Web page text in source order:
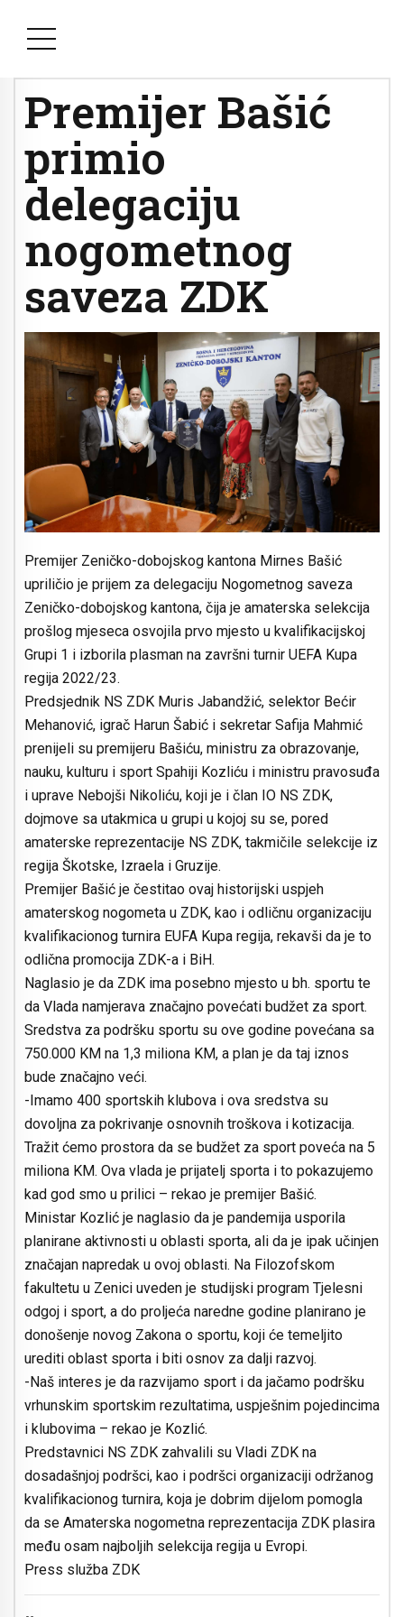
Premijer Bašić
primio
delegaciju
nogometnog
saveza ZDK
Premijer Zeničko-dobojskog kantona Mirnes Bašić
upriličio je prijem za delegaciju Nogometnog saveza
Zeničko-dobojskog kantona, čija je amaterska selekcija
prošlog mjeseca osvojila prvo mjesto u kvalifikacijskoj
Grupi 1 i izborila plasman na završni turnir UEFA Kupa
regija 2022/23.
Predsjednik NS ZDK Muris Jabandžić, selektor Bećir
Mehanović, igrač Harun Šabić i sekretar Safija Mahmić
prenijeli su premijeru Bašiću, ministru za obrazovanje,
nauku, kulturu i sport Spahiji Kozliću i ministru pravosuđa
i uprave Nebojši Nikoliću, koji je i član IO NS ZDK,
dojmove sa utakmica u grupi u kojoj su se, pored
amaterske reprezentacije NS ZDK, takmičile selekcije iz
regija Škotske, Izraela i Gruzije.
Premijer Bašić je čestitao ovaj historijski uspjeh
amaterskog nogometa u ZDK, kao i odličnu organizaciju
kvalifikacionog turnira EUFA Kupa regija, rekavši da je to
odlična promocija ZDK-a i BiH.
Naglasio je da ZDK ima posebno mjesto u bh. sportu te
da Vlada namjerava značajno povećati budžet za sport.
Sredstva za podršku sportu su ove godine povećana sa
750.000 KM na 1,3 miliona KM, a plan je da taj iznos
bude značajno veći.
-Imamo 400 sportskih klubova i ova sredstva su
dovoljna za pokrivanje osnovnih troškova i kotizacija.
Tražit ćemo prostora da se budžet za sport poveća na 5
miliona KM. Ova vlada je prijatelj sporta i to pokazujemo
kad god smo u prilici – rekao je premijer Bašić.
Ministar Kozlić je naglasio da je pandemija usporila
planirane aktivnosti u oblasti sporta, ali da je ipak učinjen
značajan napredak u ovoj oblasti. Na Filozofskom
fakultetu u Zenici uveden je studijski program Tjelesni
odgoj i sport, a do proljeća naredne godine planirano je
donošenje novog Zakona o sportu, koji će temeljito
urediti oblast sporta i biti osnov za dalji razvoj.
-Naš interes je da razvijamo sport i da jačamo podršku
vrhunskim sportskim rezultatima, uspješnim pojedincima
i klubovima – rekao je Kozlić.
Predstavnici NS ZDK zahvalili su Vladi ZDK na
dosadašnjoj podršci, kao i podršci organizaciji održanog
kvalifikacionog turnira, koja je dobrim dijelom pomogla
da se Amaterska nogometna reprezentacija ZDK plasira
među osam najboljih selekcija regija u Evropi.
Press služba ZDK